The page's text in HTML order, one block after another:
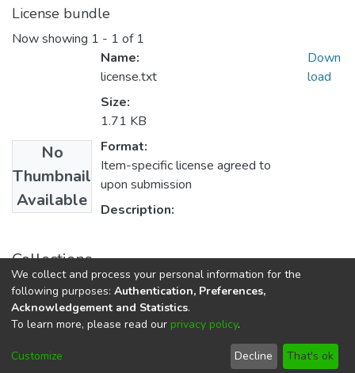
License bundle
Now showing 1 - 1 of 1
No
Thumbnail
Available
Name:
license.txt
Size:
1.71 KB
Format:
Item-specific license agreed to
upon submission
Description:
Down
load
Collections
Educación Bilingüe Intercultural
DSpace softwarecopyright © 2002-2026
Cookie
End User
Agreement
Send
Feedback
We collect and process your personal information for the
following purposes: Authentication, Preferences,
Acknowledgement and Statistics.
To learn more, please read our privacy policy.
Customize Decline That's ok